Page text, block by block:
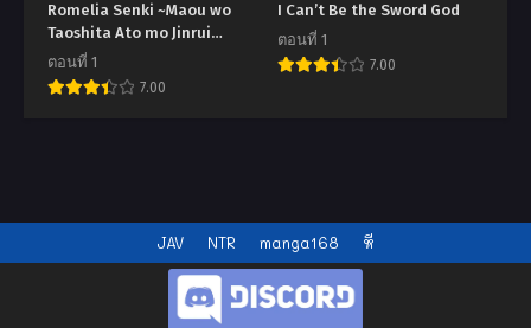
Romelia Senki ~Maou wo
Taoshita Ato mo Jinrui
Yabasou Dakara Guntai
Soshiki Shita~
ตอนที่ 1
7.00
I Can’t Be the Sword God
ตอนที่ 1
7.00
JAV NTR manga168 หี